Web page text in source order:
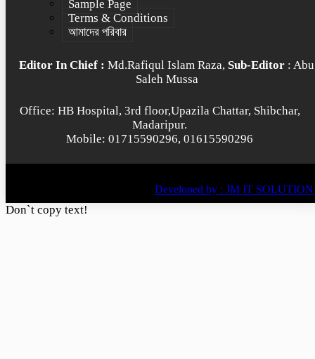
Sample Page
Terms & Conditions
আমাদের পরিবার
Editor In Chief : Md.Rafiqul Islam Raza, Sub-Editor : Abu
Saleh Mussa
Office: HB Hospital, 3rd floor,Upazila Chattar, Shibchar,
Madaripur.
Mobile: 01715590296, 01615590296
Developed by : JM IT SOLUTION
Don`t copy text!